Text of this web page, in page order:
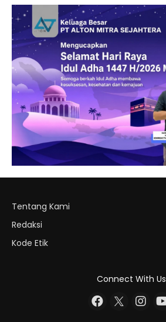
Tentang Kami
Redaksi
Kode Etik
Connect With Us